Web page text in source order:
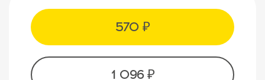
570 ₽
1 096 ₽